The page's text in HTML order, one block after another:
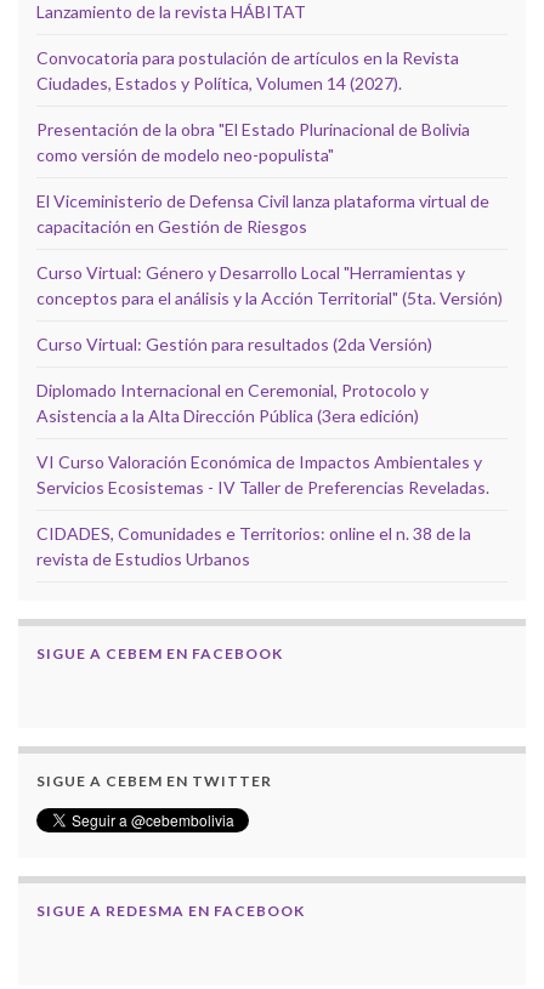
Lanzamiento de la revista HÁBITAT
Convocatoria para postulación de artículos en la Revista
Ciudades, Estados y Política, Volumen 14 (2027).
Presentación de la obra "El Estado Plurinacional de Bolivia
como versión de modelo neo-populista"
El Viceministerio de Defensa Civil lanza plataforma virtual de
capacitación en Gestión de Riesgos
Curso Virtual: Género y Desarrollo Local "Herramientas y
conceptos para el análisis y la Acción Territorial" (5ta. Versión)
Curso Virtual: Gestión para resultados (2da Versión)
Diplomado Internacional en Ceremonial, Protocolo y
Asistencia a la Alta Dirección Pública (3era edición)
VI Curso Valoración Económica de Impactos Ambientales y
Servicios Ecosistemas - IV Taller de Preferencias Reveladas.
CIDADES, Comunidades e Territorios: online el n. 38 de la
revista de Estudios Urbanos
SIGUE A CEBEM EN FACEBOOK
SIGUE A CEBEM EN TWITTER
SIGUE A REDESMA EN FACEBOOK